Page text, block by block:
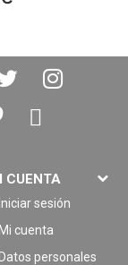
CUENTA
sesión
cuenta
personales